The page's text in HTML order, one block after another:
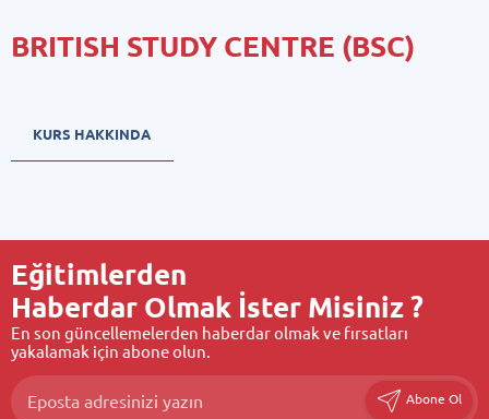
BRITISH STUDY CENTRE (BSC)
KURS HAKKINDA
Eğitimlerden
Haberdar Olmak İster Misiniz ?
En son güncellemelerden haberdar olmak ve fırsatları
yakalamak için abone olun.
Abone Ol